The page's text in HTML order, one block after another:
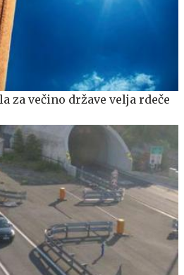
za večino države velja rdeče